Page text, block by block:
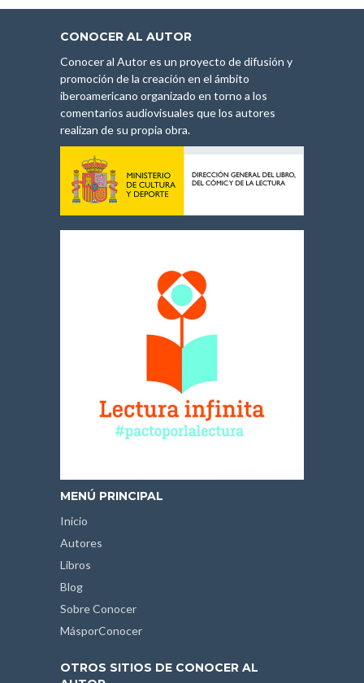
CONOCER AL AUTOR
Conocer al Autor es un proyecto de difusión y
promoción de la creación en el ámbito
iberoamericano organizado en torno a los
comentarios audiovisuales que los autores
realizan de su propia obra.
MENÚ PRINCIPAL
Inicio
Autores
Libros
Blog
Sobre Conocer
MásporConocer
OTROS SITIOS DE CONOCER AL